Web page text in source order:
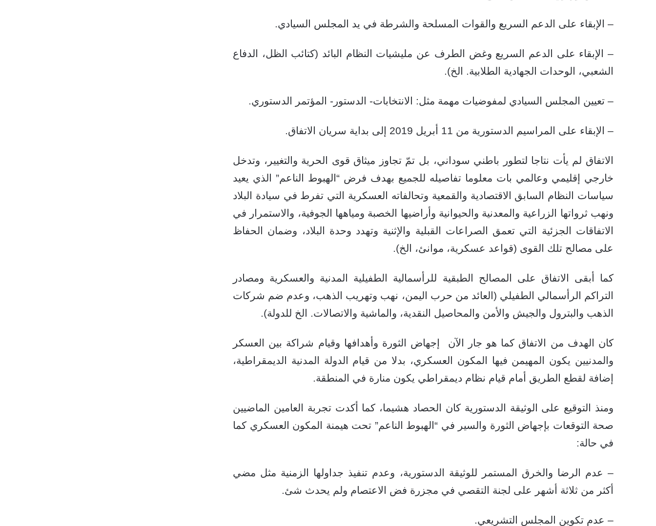
– الإبقاء على الدعم السريع والقوات المسلحة والشرطة في يد المجلس السيادي.
– الإبقاء على الدعم السريع وغض الطرف عن مليشيات النظام البائد (كتائب الظل، الدفاع
الشعبي، الوحدات الجهادية الطلابية. الخ).
– تعيين المجلس السيادي لمفوضيات مهمة مثل: الانتخابات- الدستور- المؤتمر الدستوري.
– الإبقاء على المراسيم الدستورية من 11 أبريل 2019 إلى بداية سريان الاتفاق.
الاتفاق لم يأت نتاجا لتطور باطني سوداني، بل تمّ تجاوز ميثاق قوى الحرية والتغيير، وتدخل
خارجي إقليمي وعالمي بات معلوما تفاصيله للجميع بهدف فرض “الهبوط الناعم” الذي يعيد
سياسات النظام السابق الاقتصادية والقمعية وتحالفاته العسكرية التي تفرط في سيادة البلاد
ونهب ثرواتها الزراعية والمعدنية والحيوانية وأراضيها الخصبة ومياهها الجوفية، والاستمرار في
الاتفاقات الجزئية التي تعمق الصراعات القبلية والإثنية وتهدد وحدة البلاد، وضمان الحفاظ
على مصالح تلك القوى (قواعد عسكرية، موانئ، الخ).
كما أبقى الاتفاق على المصالح الطبقية للرأسمالية الطفيلية المدنية والعسكرية ومصادر
التراكم الرأسمالي الطفيلي (العائد من حرب اليمن، نهب وتهريب الذهب، وعدم ضم شركات
الذهب والبترول والجيش والأمن والمحاصيل النقدية، والماشية والاتصالات. الخ للدولة).
كان الهدف من الاتفاق كما هو جار الآن إجهاض الثورة وأهدافها وقيام شراكة بين العسكر
والمدنيين يكون المهيمن فيها المكون العسكري، بدلا من قيام الدولة المدنية الديمقراطية،
إضافة لقطع الطريق أمام قيام نظام ديمقراطي يكون منارة في المنطقة.
ومنذ التوقيع على الوثيقة الدستورية كان الحصاد هشيما، كما أكدت تجربة العامين الماضيين
صحة التوقعات بإجهاض الثورة والسير في “الهبوط الناعم” تحت هيمنة المكون العسكري كما
في حالة:
– عدم الرضا والخرق المستمر للوثيقة الدستورية، وعدم تنفيذ جداولها الزمنية مثل مضي
أكثر من ثلاثة أشهر على لجنة التقصي في مجزرة فض الاعتصام ولم يحدث شئ.
– عدم تكوين المجلس التشريعي.